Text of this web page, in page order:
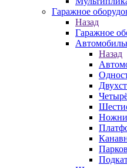
Гаражное
Назад
Гаражное
Назад